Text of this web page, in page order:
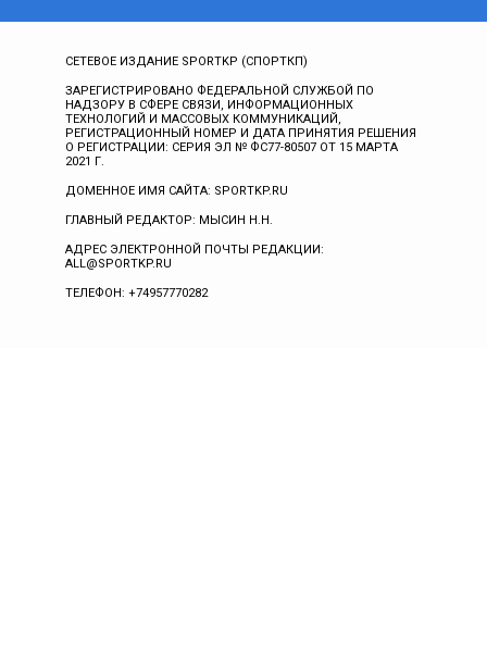
СЕТЕВОЕ ИЗДАНИЕ SPORTKP (СПОРТКП)
ЗАРЕГИСТРИРОВАНО ФЕДЕРАЛЬНОЙ СЛУЖБОЙ ПО
НАДЗОРУ В СФЕРЕ СВЯЗИ, ИНФОРМАЦИОННЫХ
ТЕХНОЛОГИЙ И МАССОВЫХ КОММУНИКАЦИЙ,
РЕГИСТРАЦИОННЫЙ НОМЕР И ДАТА ПРИНЯТИЯ РЕШЕНИЯ
О РЕГИСТРАЦИИ: СЕРИЯ ЭЛ № ФС77-80507 ОТ 15 МАРТА
2021 Г.
ДОМЕННОЕ ИМЯ САЙТА: SPORTKP.RU
ГЛАВНЫЙ РЕДАКТОР: МЫСИН Н.Н.
АДРЕС ЭЛЕКТРОННОЙ ПОЧТЫ РЕДАКЦИИ:
ALL@SPORTKP.RU
ТЕЛЕФОН: +74957770282